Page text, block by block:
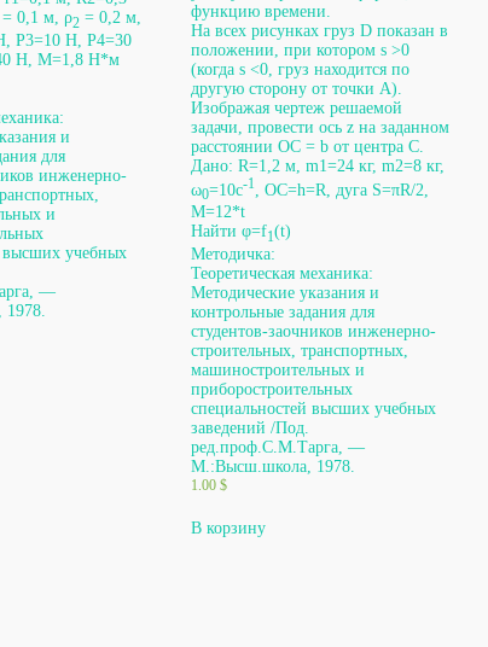
= 0,1 м, ρ2= 0,2 м,
P3=10 H, P4=30
H, M=1,8 H*м
и
для
инженерно-
и
высших учебных
—
функцию времени.
На всех рисунках груз D показан в
положении, при котором s >0
(когда s <0, груз находится по
другую сторону от точки А).
Изображая чертеж решаемой
задачи, провести ось z на заданном
расстоянии ОС = b от центра С.
Дано: R=1,2 м, m1=24 кг, m2=8 кг,
ω0=10с-1
, OC=h=R, дуга S=πR/2,
M=12*t
Найти φ=f1(t)
Методичка:
Теоретическая механика:
Методические указания и
контрольные задания для
студентов-заочников инженерно-
строительных, транспортных,
машиностроительных и
приборостроительных
специальностей высших учебных
заведений /Под.
ред.проф.С.М.Тарга, —
М.:Высш.школа, 1978.
1.00 $
В корзину